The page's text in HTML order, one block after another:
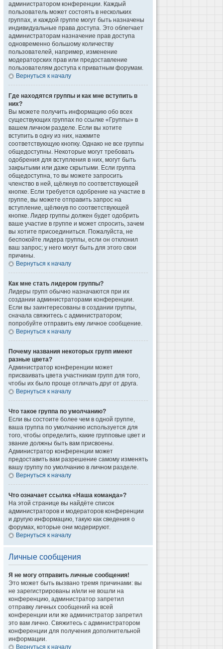
администратором конференции. Каждый
пользователь может состоять в нескольких
группах, и каждой группе могут быть назначены
индивидуальные права доступа. Это облегчает
администраторам назначение прав доступа
одновременно большому количеству
пользователей, например, изменение
модераторских прав или предоставление
пользователям доступа к приватным форумам.
Вернуться к началу
Где находятся группы и как мне вступить в
них?
Вы можете получить информацию обо всех
существующих группах по ссылке «Группы» в
вашем личном разделе. Если вы хотите
вступить в одну из них, нажмите
соответствующую кнопку. Однако не все группы
общедоступны. Некоторые могут требовать
одобрения для вступления в них, могут быть
закрытыми или даже скрытыми. Если группа
общедоступна, то вы можете запросить
членство в ней, щёлкнув по соответствующей
кнопке. Если требуется одобрение на участие в
группе, вы можете отправить запрос на
вступление, щёлкнув по соответствующей
кнопке. Лидер группы должен будет одобрить
ваше участие в группе и может спросить, зачем
вы хотите присоединиться. Пожалуйста, не
беспокойте лидера группы, если он отклонил
ваш запрос; у него могут быть для этого свои
причины.
Вернуться к началу
Как мне стать лидером группы?
Лидеры групп обычно назначаются при их
создании администраторами конференции.
Если вы заинтересованы в создании группы,
сначала свяжитесь с администратором;
попробуйте отправить ему личное сообщение.
Вернуться к началу
Почему названия некоторых групп имеют
разные цвета?
Администратор конференции может
присваивать цвета участникам групп для того,
чтобы их было проще отличать друг от друга.
Вернуться к началу
Что такое группа по умолчанию?
Если вы состоите более чем в одной группе,
ваша группа по умолчанию используется для
того, чтобы определить, какие групповые цвет и
звание должны быть вам присвоены.
Администратор конференции может
предоставить вам разрешение самому изменять
вашу группу по умолчанию в личном разделе.
Вернуться к началу
Что означает ссылка «Наша команда»?
На этой странице вы найдёте список
администраторов и модераторов конференции
и другую информацию, такую как сведения о
форумах, которые они модерируют.
Вернуться к началу
Личные сообщения
Я не могу отправить личные сообщения!
Это может быть вызвано тремя причинами: вы
не зарегистрированы и/или не вошли на
конференцию, администратор запретил
отправку личных сообщений на всей
конференции или же администратор запретил
это вам лично. Свяжитесь с администратором
конференции для получения дополнительной
информации.
Вернуться к началу